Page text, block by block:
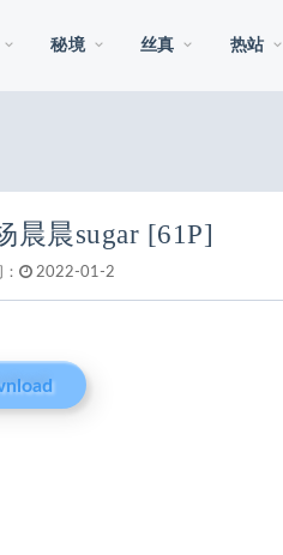
秘境 丝真 热站
晨晨sugar [61P]
2022-01-2